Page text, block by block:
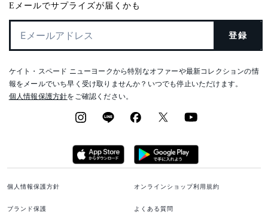
Eメールでサプライズが届くかも
登録
ケイト・スペード ニューヨークから特別なオファーや最新コレクションの情
報をメールでいち早く受け取りませんか？いつでも停止いただけます。
個人情報保護方針をご確認ください。
個人情報保護方針 オンラインショップ利用規約
ブランド保護 よくある質問